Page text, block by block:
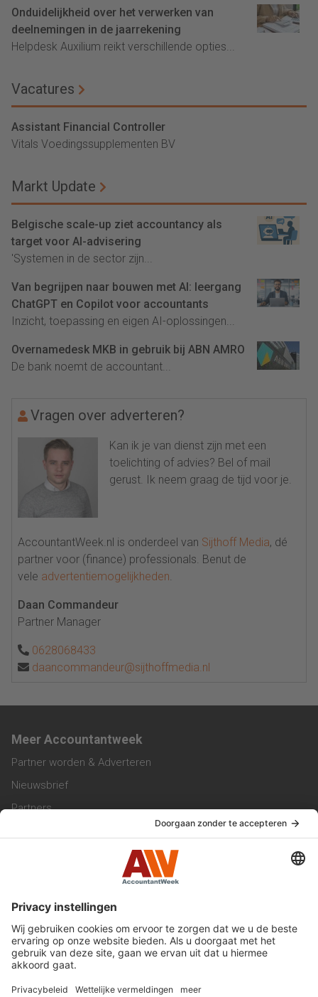
Onduidelijkheid over het verwerken van
deelnemingen in de jaarrekening
Helpdesk Auxilium reikt verschillende opties...
Vacatures
Assistant Financial Controller
Vitals Voedingssupplementen BV
Markt Update
Belgische scale-up ziet accountancy als
target voor AI-advisering
'Systemen in de sector zijn...
Van begrijpen naar bouwen met AI: leergang
ChatGPT en Copilot voor accountants
Inzicht, toepassing en eigen AI-oplossingen...
Overnamedesk MKB in gebruik bij ABN AMRO
De bank noemt de accountant...
Vragen over adverteren?
Kan ik je van dienst zijn met een
toelichting of advies? Bel of mail
gerust. Ik neem graag de tijd voor je.
AccountantWeek.nl is onderdeel van Sijthoff Media, dé
partner voor (finance) professionals. Benut de
vele advertentiemogelijkheden.
Daan Commandeur
Partner Manager
0628068433
daancommandeur@sijthoffmedia.nl
Meer Accountantweek
Partner worden & Adverteren
Nieuwsbrief
Partners
Werken bij ons
Privacy Statement
Algemene Voorwaarden
Privacyinstellingen